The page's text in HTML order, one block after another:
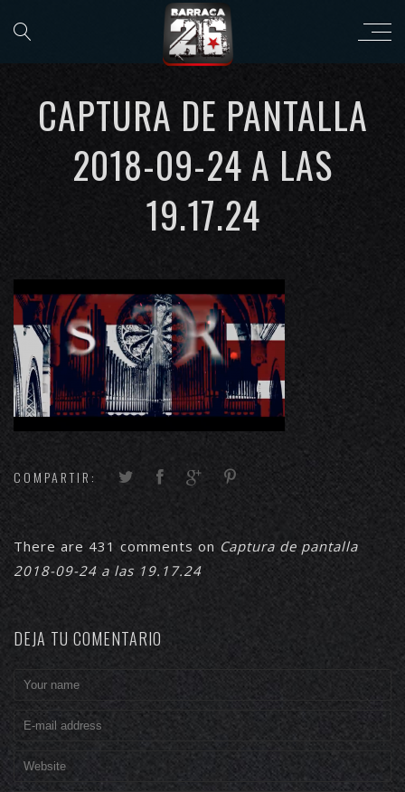
CAPTURA DE PANTALLA
2018-09-24 A LAS
19.17.24
COMPARTIR:
There are 431 comments on Captura de pantalla
2018-09-24 a las 19.17.24
DEJA TU COMENTARIO